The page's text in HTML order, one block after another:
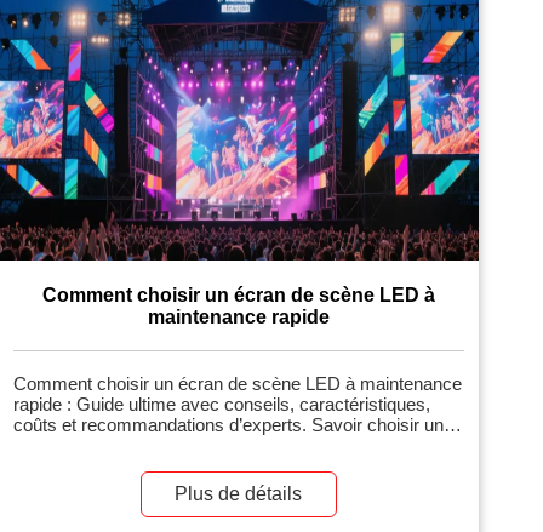
Comment choisir un écran de scène LED à
maintenance rapide
Comment choisir un écran de scène LED à maintenance
rapide : Guide ultime avec conseils, caractéristiques,
coûts et recommandations d’experts. Savoir choisir un
production et les gestionnaires de salles qui ont besoin
d’écrans fiables, réparables rapidement, afin d’éviter
Plus de détails